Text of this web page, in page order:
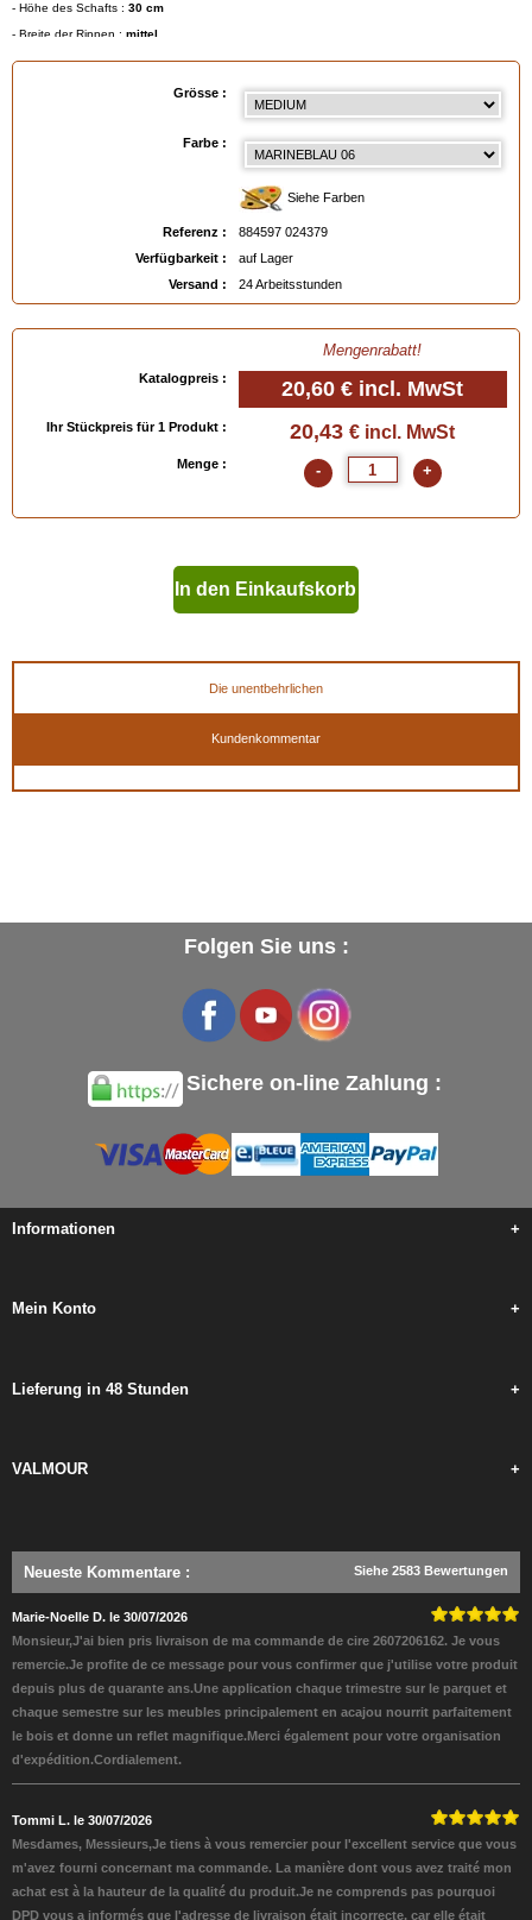
- Höhe des Schafts : 30 cm
- Breite der Rippen : mittel
-Maschinenwaschbar bei max. 30°, oder im Wollwaschgang.
per Zoom auf die Fotos !
- Grössenangaben in den untenstehende technischen Daten
- Degressive Preise pro Farbe und Grösse,
- Für die Farbauswahl bitte auf die untenstehende Farbpalette klicken, oder das
- Extra Large = 48/49 (Eur) - 13/14 (UK) - 13½/15 (USA)
Grösse :
Farbe :
Siehe Farben
Referenz :
884597 024379
Verfügbarkeit :
auf Lager
Versand :
24 Arbeitsstunden
Mengenrabatt!
Katalogpreis : 20,60 € incl. MwSt
Ihr Stückpreis für 1 Produkt : 20,43 € incl. MwSt
Menge : - +
In den Einkaufskorb
Die unentbehrlichen
Kundenkommentar
Folgen Sie uns :
Sichere on-line Zahlung :
Informationen +
Mein Konto +
Lieferung in 48 Stunden +
VALMOUR +
Neueste Kommentare : Siehe 2583 Bewertungen
Marie-Noelle D. le 30/07/2026
Monsieur,J'ai bien pris livraison de ma commande de cire 2607206162. Je vous
remercie.Je profite de ce message pour vous confirmer que j'utilise votre produit
depuis plus de quarante ans.Une application chaque trimestre sur le parquet et
chaque semestre sur les meubles principalement en acajou nourrit parfaitement
le bois et donne un reflet magnifique.Merci également pour votre organisation
d'expédition.Cordialement.
Tommi L. le 30/07/2026
Mesdames, Messieurs,Je tiens à vous remercier pour l'excellent service que vous
m'avez fourni concernant ma commande. La manière dont vous avez traité mon
achat est à la hauteur de la qualité du produit.Je ne comprends pas pourquoi
DPD vous a informés que l'adresse de livraison était incorrecte, car elle était